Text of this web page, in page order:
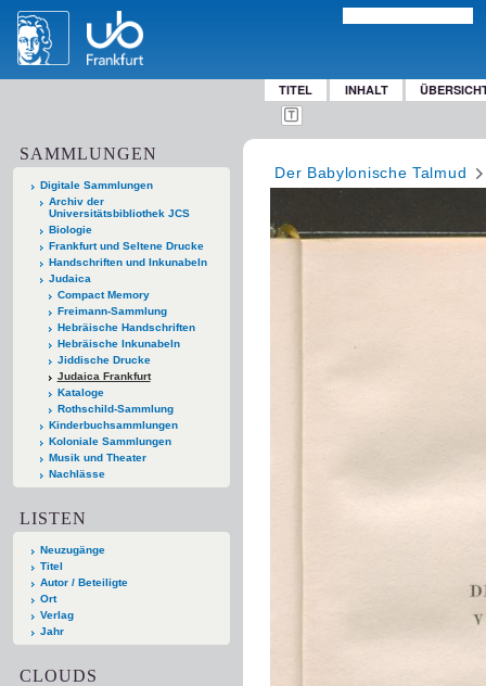
TITEL INHALT
SAMMLUNGEN
Digitale Sammlungen
Archiv der
Universitätsbibliothek JCS
Biologie
Frankfurt und Seltene Drucke
Handschriften und Inkunabeln
Judaica
Compact Memory
Freimann-Sammlung
Hebräische Handschriften
Hebräische Inkunabeln
Jiddische Drucke
Judaica Frankfurt
Kataloge
Rothschild-Sammlung
Kinderbuchsammlungen
Koloniale Sammlungen
Musik und Theater
Nachlässe
LISTEN
Neuzugänge
Titel
Autor / Beteiligte
Ort
Verlag
Jahr
CLOUDS
Der Babylonische Talmud